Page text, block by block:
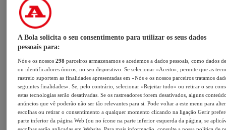
A Bola solicita o seu consentimento para utilizar os seus dados
pessoais para:
Nós e os nossos298 parceiros armazenamos e acedemos a dados pessoais, como dados
ou identificadores únicos, no seu dispositivo. Se selecionar «Aceito», permite que as
rastreio suportem as finalidades apresentadas em «Nós e os nossos parceiros tratamos
seguintes finalidades». Se, pelo contrário, selecionar «Rejeitar tudo» ou retirar o seu
estas tecnologias serão desativadas. Se os rastreadores forem desativados, alguns
anúncios que vê poderão não ser tão relevantes para si. Pode voltar a este menu para
escolhas ou retirar o consentimento a qualquer momento clicando na ligação Gerir
parte inferior da página Web (ou no ícone na parte inferior esquerda da página, se
escolhas serão aplicadas em Website. Para mais informação, consulte a nossa política de